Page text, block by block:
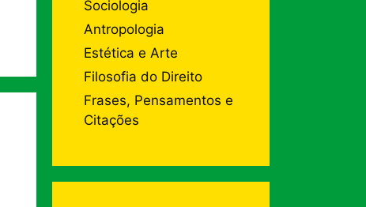
Sociologia
Antropologia
Estética e Arte
Filosofia do Direito
Frases, Pensamentos e
Citações